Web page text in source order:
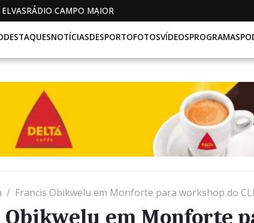
RÁDIO CAMPO MAIOR
DESTAQUESNOTÍCIASDESPORTOFOTOSVÍDEOSPROGRAMAS
Francis Obikwelu em Monforte para workshop do
Obikwelu em Monforte